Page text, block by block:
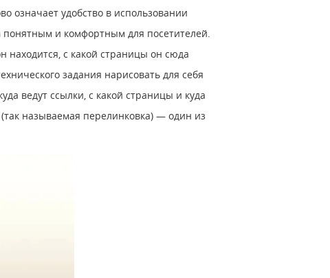
означает удобство в использовании
и комфортным для посетителей.
находится, с какой страницы он сюда
задания нарисовать для себя
ведут ссылки, с какой страницы и куда
называемая перелинковка) — один из